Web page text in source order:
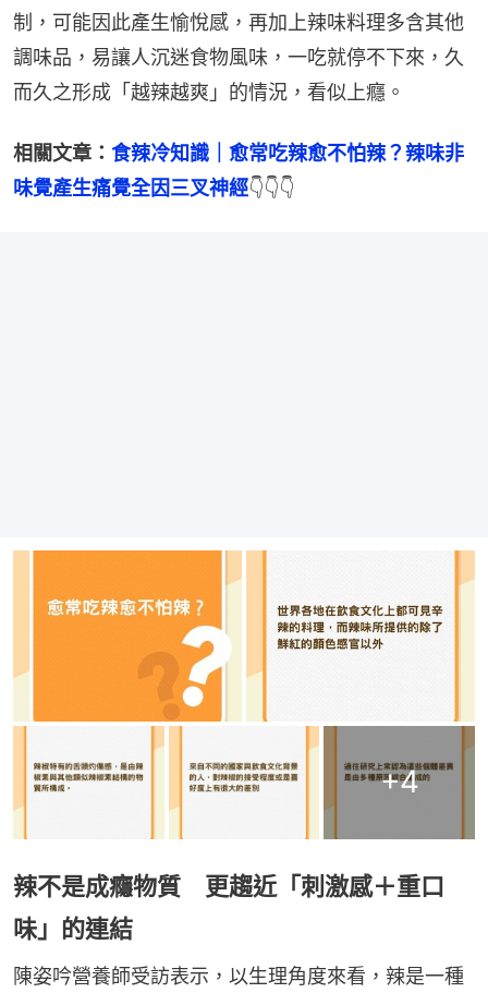
制，可能因此產生愉悅感，再加上辣味料理多含其他
調味品，易讓人沉迷食物風味，一吃就停不下來，久
而久之形成「越辣越爽」的情況，看似上癮。
相關文章： 食辣冷知識｜愈常吃辣愈不怕辣？辣味非
味覺產生痛覺全因三叉神經👇👇👇
+4
辣不是成癮物質 更趨近「刺激感＋重口
味」的連結
陳姿吟營養師受訪表示，以生理角度來看，辣是一種